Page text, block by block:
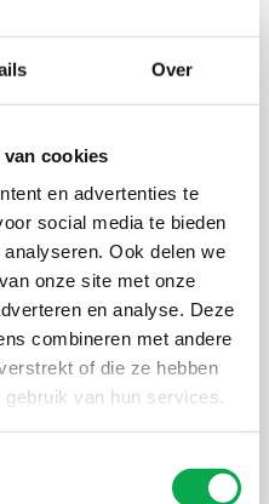
Over
cookies
en advertenties te
social media te bieden
Ook delen we
onze site met onze
en analyse. Deze
combineren met andere
of die ze hebben
van hun services.